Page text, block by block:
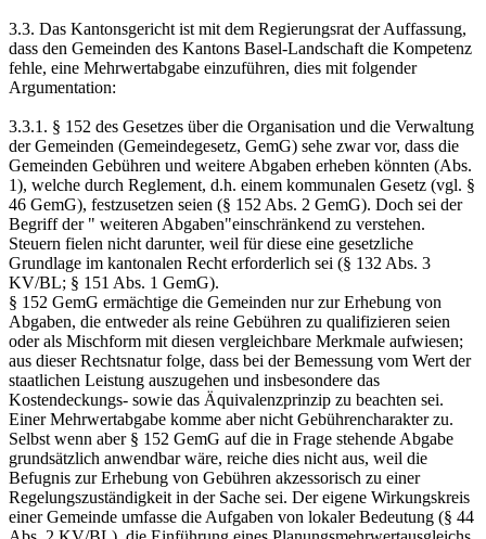
3.3. Das Kantonsgericht ist mit dem Regierungsrat der Auffassung,
dass den Gemeinden des Kantons Basel-Landschaft die Kompetenz
fehle, eine Mehrwertabgabe einzuführen, dies mit folgender
Argumentation:
3.3.1. § 152 des Gesetzes über die Organisation und die Verwaltung
der Gemeinden (Gemeindegesetz, GemG) sehe zwar vor, dass die
Gemeinden Gebühren und weitere Abgaben erheben könnten (Abs.
1), welche durch Reglement, d.h. einem kommunalen Gesetz (vgl. §
46 GemG), festzusetzen seien (§ 152 Abs. 2 GemG). Doch sei der
Begriff der " weiteren Abgaben"einschränkend zu verstehen.
Steuern fielen nicht darunter, weil für diese eine gesetzliche
Grundlage im kantonalen Recht erforderlich sei (§ 132 Abs. 3
KV/BL; § 151 Abs. 1 GemG).
§ 152 GemG ermächtige die Gemeinden nur zur Erhebung von
Abgaben, die entweder als reine Gebühren zu qualifizieren seien
oder als Mischform mit diesen vergleichbare Merkmale aufwiesen;
aus dieser Rechtsnatur folge, dass bei der Bemessung vom Wert der
staatlichen Leistung auszugehen und insbesondere das
Kostendeckungs- sowie das Äquivalenzprinzip zu beachten sei.
Einer Mehrwertabgabe komme aber nicht Gebührencharakter zu.
Selbst wenn aber § 152 GemG auf die in Frage stehende Abgabe
grundsätzlich anwendbar wäre, reiche dies nicht aus, weil die
Befugnis zur Erhebung von Gebühren akzessorisch zu einer
Regelungszuständigkeit in der Sache sei. Der eigene Wirkungskreis
einer Gemeinde umfasse die Aufgaben von lokaler Bedeutung (§ 44